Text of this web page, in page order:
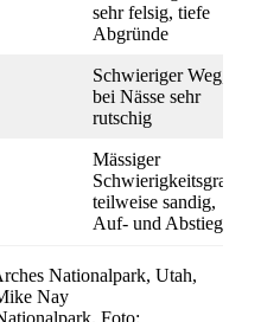
sehr felsig, tiefe
Abgründe
Schwieriger Weg,
bei Nässe sehr
rutschig
Mässiger
Schwierigkeitsgrad,
teilweise sandig,
Auf- und Abstiege